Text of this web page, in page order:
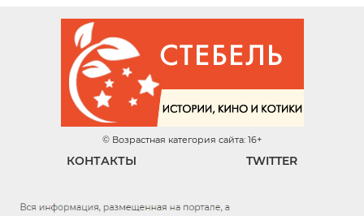
© Возрастная категория сайта: 16+
КОНТАКТЫ TWITTER